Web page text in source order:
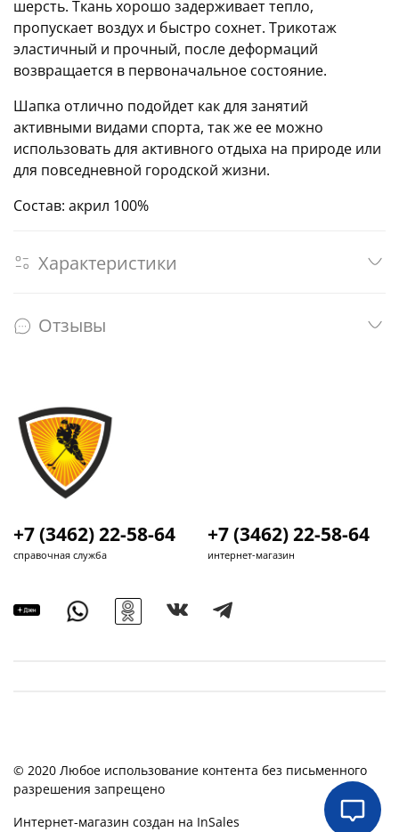
шерсть. Ткань хорошо задерживает тепло,
пропускает воздух и быстро сохнет. Трикотаж
эластичный и прочный, после деформаций
возвращается в первоначальное состояние.
Шапка отлично подойдет как для занятий
активными видами спорта, так же ее можно
использовать для активного отдыха на природе или
для повседневной городской жизни.
Состав: акрил 100%
Характеристики
Отзывы
+7 (3462) 22-58-64
справочная служба
+7 (3462) 22-58-64
интернет-магазин
© 2020 Любое использование контента без письменного
разрешения запрещено
Интернет-магазин создан на InSales